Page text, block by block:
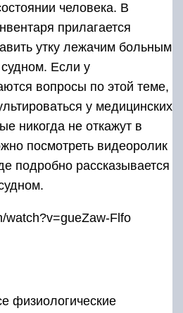
человека. В
прилагается
утку лежачим больным
Если у
вопросы по этой теме,
у медицинских
никогда не откажут в
посмотреть видеоролик
подробно рассказывается
watch?v=gueZaw-Flfo
физиологические